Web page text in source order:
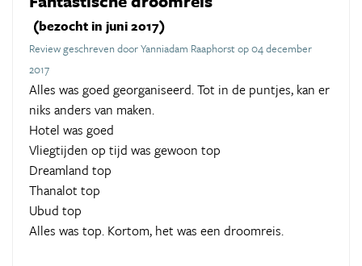
(bezocht in juni 2017)
Review geschreven door Yanniadam Raaphorst op 04 december
2017
Alles was goed georganiseerd. Tot in de puntjes, kan er
niks anders van maken.
Hotel was goed
Vliegtijden op tijd was gewoon top
Dreamland top
Thanalot top
Ubud top
Alles was top. Kortom, het was een droomreis.